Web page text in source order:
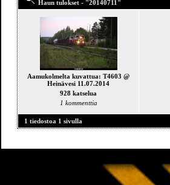
Haun tulokset - "20140711"
Aamukolmelta kuvattua: T4603 @
Heinävesi 11.07.2014
928 katselua
1 kommenttia
1 tiedostoa 1 sivulla